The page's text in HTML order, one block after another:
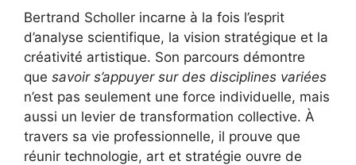
Bertrand Scholler incarne à la fois l’esprit
d’analyse scientifique, la vision stratégique et la
créativité artistique. Son parcours démontre
que savoir s’appuyer sur des disciplines variées
n’est pas seulement une force individuelle, mais
aussi un levier de transformation collective. À
travers sa vie professionnelle, il prouve que
réunir technologie, art et stratégie ouvre de